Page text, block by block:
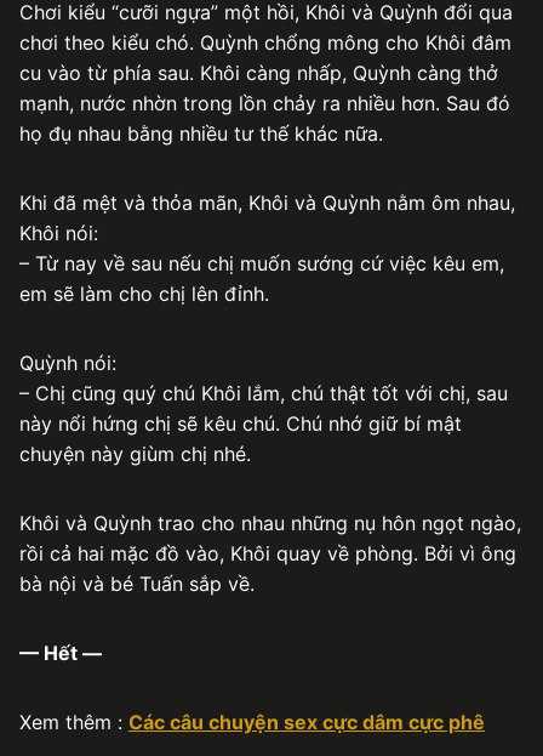
Chơi kiểu “cưỡi ngựa” một hồi, Khôi và Quỳnh đổi qua
chơi theo kiểu chó. Quỳnh chổng mông cho Khôi đâm
cu vào từ phía sau. Khôi càng nhấp, Quỳnh càng thở
mạnh, nước nhờn trong lồn chảy ra nhiều hơn. Sau đó
họ đụ nhau bằng nhiều tư thế khác nữa.
Khi đã mệt và thỏa mãn, Khôi và Quỳnh nằm ôm nhau,
Khôi nói:
– Từ nay về sau nếu chị muốn sướng cứ việc kêu em,
em sẽ làm cho chị lên đỉnh.
Quỳnh nói:
– Chị cũng quý chú Khôi lắm, chú thật tốt với chị, sau
này nổi hứng chị sẽ kêu chú. Chú nhớ giữ bí mật
chuyện này giùm chị nhé.
Khôi và Quỳnh trao cho nhau những nụ hôn ngọt ngào,
rồi cả hai mặc đồ vào, Khôi quay về phòng. Bởi vì ông
bà nội và bé Tuấn sắp về.
— Hết —
Xem thêm : Các câu chuyện sex cực dâm cực phê